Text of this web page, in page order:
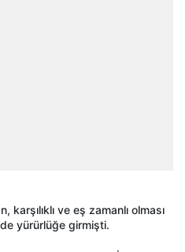
karşılıklı ve eş zamanlı olması
yürürlüğe girmişti.